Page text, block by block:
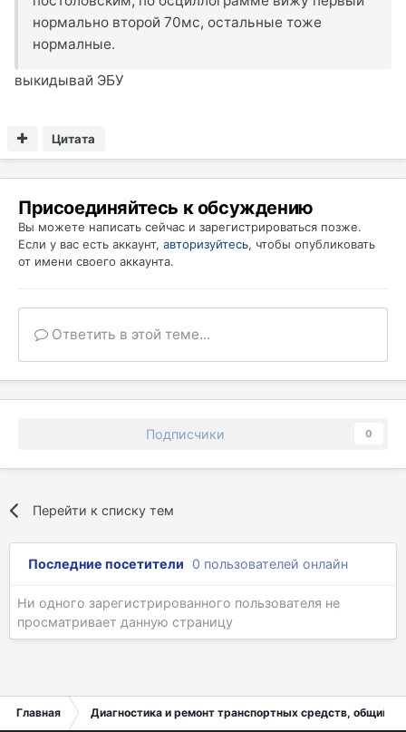
нормально второй 70мс, остальные тоже
нормалные.
выкидывай ЭБУ
Цитата
Присоединяйтесь к обсуждению
Вы можете написать сейчас и зарегистрироваться позже.
Если у вас есть аккаунт, авторизуйтесь, чтобы опубликовать
от имени своего аккаунта.
Ответить в этой теме...
Подписчики 0
Перейти к списку тем
Последние посетители 0 пользователей онлайн
Ни одного зарегистрированного пользователя не
просматривает данную страницу
Главная Диагностика и ремонт транспортных средств, общий